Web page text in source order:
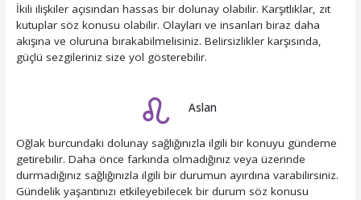
İkili ilişkiler açısından hassas bir dolunay olabilir. Karşıtlıklar, zıt
kutuplar söz konusu olabilir. Olayları ve insanları biraz daha
akışına ve oluruna bırakabilmelisiniz. Belirsizlikler karşısında,
güçlü sezgileriniz size yol gösterebilir.
Aslan
Oğlak burcundaki dolunay sağlığınızla ilgili bir konuyu gündeme
getirebilir. Daha önce farkında olmadığınız veya üzerinde
durmadığınız sağlığınızla ilgili bir durumun ayırdına varabilirsiniz.
Gündelik yaşantınızı etkileyebilecek bir durum söz konusu